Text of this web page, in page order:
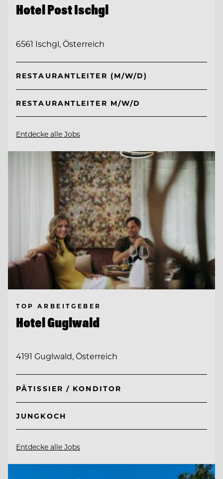
Hotel Post Ischgl
6561 Ischgl, Österreich
RESTAURANTLEITER (M/W/D)
RESTAURANTLEITER M/W/D
Entdecke alle Jobs
TOP ARBEITGEBER
Hotel Guglwald
4191 Guglwald, Österreich
PÂTISSIER / KONDITOR
JUNGKOCH
Entdecke alle Jobs